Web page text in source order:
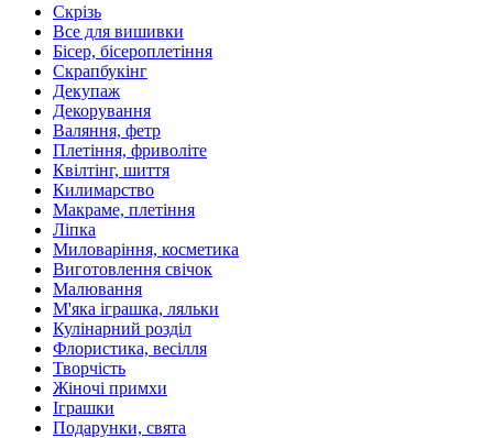
Скрізь
Все для вишивки
Бісер, бісероплетіння
Скрапбукінг
Декупаж
Декорування
Валяння, фетр
Плетіння, фриволіте
Квілтінг, шиття
Килимарство
Макраме, плетіння
Ліпка
Миловаріння, косметика
Виготовлення свічок
Малювання
М'яка іграшка, ляльки
Кулінарний розділ
Флористика, весілля
Творчість
Жіночі примхи
Іграшки
Подарунки, свята